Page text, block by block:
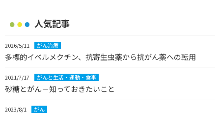
人気記事
2026/5/11 がん治療
多標的イベルメクチン、抗寄生虫薬から抗がん薬への転用
2021/7/17 がんと生活・運動・食事
砂糖とがん－知っておきたいこと
2023/8/1 がん